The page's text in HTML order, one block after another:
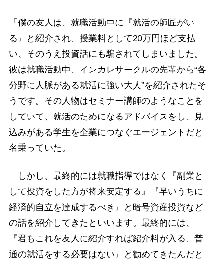
「僕の友人は、就職活動中に『就活の師匠がい
る』と紹介され、授業料として20万円ほど支払
い、そのうえ投資話にも騙されてしまいました。
彼は就職活動中、インカレサークルの先輩から“各
分野に人脈がある就活に強い大人”を紹介されたそ
うです。その人物はセミナー講師のようなことを
していて、就活のためになるアドバイスをし、見
込みがある学生を企業につなぐエージェントだと
名乗っていた。
しかし、最終的には就職指導ではなく『副業と
して投資をした方が将来安定する』『早いうちに
経済的自立を達成するべき』と暗号資産投資など
の話を紹介してきたといいます。最終的には、
『君もこれを友人に紹介すれば紹介料が入る、普
通の就活をする必要はない』と勧めてきたんだと